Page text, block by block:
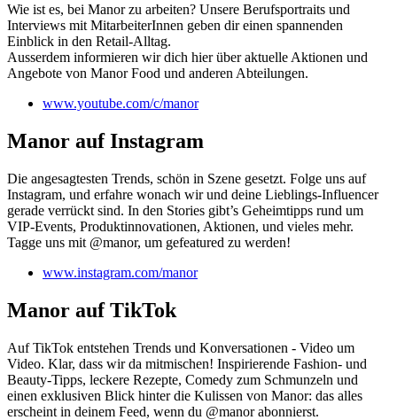
Wie ist es, bei Manor zu arbeiten? Unsere Berufsportraits und
Interviews mit MitarbeiterInnen geben dir einen spannenden
Einblick in den Retail-Alltag.
Ausserdem informieren wir dich hier über aktuelle Aktionen und
Angebote von Manor Food und anderen Abteilungen.
www.youtube.com/c/manor
Manor auf Instagram
Die angesagtesten Trends, schön in Szene gesetzt. Folge uns auf
Instagram, und erfahre wonach wir und deine Lieblings-Influencer
gerade verrückt sind. In den Stories gibt’s Geheimtipps rund um
VIP-Events, Produktinnovationen, Aktionen, und vieles mehr.
Tagge uns mit @manor, um gefeatured zu werden!
www.instagram.com/manor
Manor auf TikTok
Auf TikTok entstehen Trends und Konversationen - Video um
Video. Klar, dass wir da mitmischen! Inspirierende Fashion- und
Beauty-Tipps, leckere Rezepte, Comedy zum Schmunzeln und
einen exklusiven Blick hinter die Kulissen von Manor: das alles
erscheint in deinem Feed, wenn du @manor abonnierst.